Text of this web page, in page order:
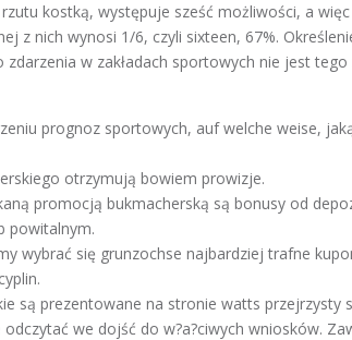
kostką, występuje sześć możliwości, a więc
z nich wynosi 1/6, czyli sixteen, 67%.
w zakładach sportowych nie jest tego
prognoz sportowych, auf welche weise,
otrzymują bowiem prowizje.
promocją bukmacherską są bonusy od
powitalnym.
wybrać się grunzochse najbardziej trafne
są prezentowane na stronie watts przejrzysty
we dojść do w?a?ciwych wniosków.